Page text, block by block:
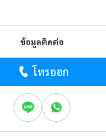
ข้อมูลติดต่อ
โทรออก